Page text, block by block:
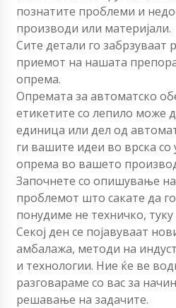
познатите проблеми и
производи или материјали.
Сите детали го забрзуваат
приемот на нашата
опрема.
Опремата за автоматско
етикетите со лепило може
единица или дел од
ги вашите идеи во врска со
опрема во вашето
Започнете со опишување
проблемот што сакате да
понудиме не техничко,
Секој ден се појавуваат
амбалажа, методи на
и технологии. Ние ќе ве
разговараме со вас за
решавање на задачите.